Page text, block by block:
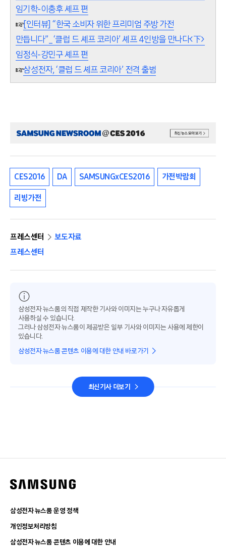
임기학-이충후 셰프 편
☞[인터뷰] “한국 소비자 위한 프리미엄 주방 가전
만듭니다”_‘클럽 드 셰프 코리아’ 셰프 4인방을 만나다<下>
임정식-강민구 셰프 편
☞삼성전자, ‘클럽 드 셰프 코리아’ 전격 출범
CES2016 DA SAMSUNGxCES2016 가전박람회
리빙가전
프레스센터
보도자료
프레스센터
삼성전자 뉴스룸의 직접 제작한 기사와 이미지는 누구나 자유롭게
사용하실 수 있습니다.
그러나 삼성전자 뉴스룸이 제공받은 일부 기사와 이미지는 사용에 제한이
있습니다.
삼성전자 뉴스룸 콘텐츠 이용에 대한 안내 바로가기
최신기사 더보기
삼성전자 뉴스룸 운영 정책
개인정보처리방침
삼성전자 뉴스룸 콘텐츠 이용에 대한 안내